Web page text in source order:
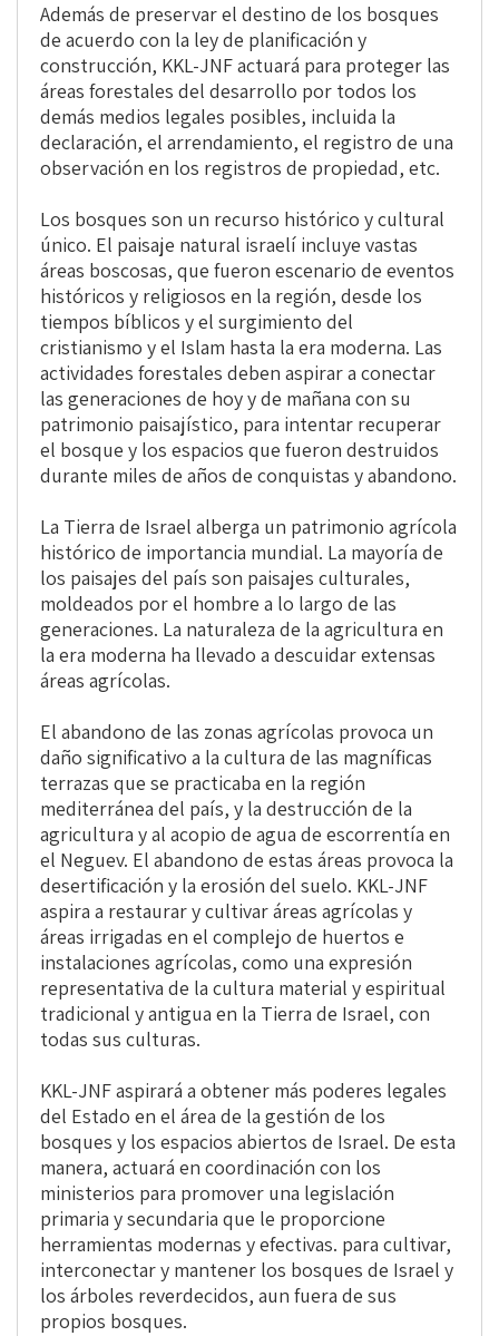
Además de preservar el destino de los bosques
de acuerdo con la ley de planificación y
construcción, KKL-JNF actuará para proteger las
áreas forestales del desarrollo por todos los
demás medios legales posibles, incluida la
declaración, el arrendamiento, el registro de una
observación en los registros de propiedad, etc.
Los bosques son un recurso histórico y cultural
único. El paisaje natural israelí incluye vastas
áreas boscosas, que fueron escenario de eventos
históricos y religiosos en la región, desde los
tiempos bíblicos y el surgimiento del
cristianismo y el Islam hasta la era moderna. Las
actividades forestales deben aspirar a conectar
las generaciones de hoy y de mañana con su
patrimonio paisajístico, para intentar recuperar
el bosque y los espacios que fueron destruidos
durante miles de años de conquistas y abandono.
La Tierra de Israel alberga un patrimonio agrícola
histórico de importancia mundial. La mayoría de
los paisajes del país son paisajes culturales,
moldeados por el hombre a lo largo de las
generaciones. La naturaleza de la agricultura en
la era moderna ha llevado a descuidar extensas
áreas agrícolas.
El abandono de las zonas agrícolas provoca un
daño significativo a la cultura de las magníficas
terrazas que se practicaba en la región
mediterránea del país, y la destrucción de la
agricultura y al acopio de agua de escorrentía en
el Neguev. El abandono de estas áreas provoca la
desertificación y la erosión del suelo. KKL-JNF
aspira a restaurar y cultivar áreas agrícolas y
áreas irrigadas en el complejo de huertos e
instalaciones agrícolas, como una expresión
representativa de la cultura material y espiritual
tradicional y antigua en la Tierra de Israel, con
todas sus culturas.
KKL-JNF aspirará a obtener más poderes legales
del Estado en el área de la gestión de los
bosques y los espacios abiertos de Israel. De esta
manera, actuará en coordinación con los
ministerios para promover una legislación
primaria y secundaria que le proporcione
herramientas modernas y efectivas. para cultivar,
interconectar y mantener los bosques de Israel y
los árboles reverdecidos, aun fuera de sus
propios bosques.